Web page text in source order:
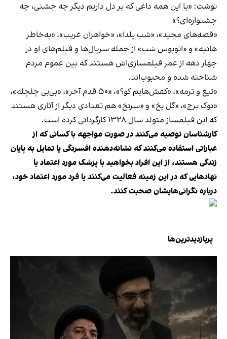
نوشت: «با اين همه داغى كه بر دل داريم ديگر چه جشنى، چه
جشنواره‌اى؟»
«قصه‌های مجید»، «شب یلدا»، «خواهران غریب»، «به‌خاطر
هانیه» و «اتوبوس شب» از جمله سریال‌ها و فیلم‌های او در
چهار دهه از عمر فیلمسازی‌اش هستند که بین عموم مردم
شناخته شده و محبوب‌اند.
«تیغ و ترمه»، «کفش‌هایم کو؟»، «۵۰ قدم آخر»، «بی‌بی چلچله»،
«نوک برج»، «گل یخ» و «سرنخ» هم تعدادی دیگر از آثاری هستند
که این فیلمساز متولد سال ۱۳۲۸ کارگردانی کرده است.
کارشناسان توصیه می‌کنند در صورت مواجهه با کسانی که از
عباراتی استفاده می‌کنند که نشانه‌دهنده افسردگی یا تمایل به پایان
زندگی هستند، از این افراد بخواهید با پزشک مورد اعتماد یا
نهادهایی که در این زمینه فعالیت می‌کنند یا فرد مورد اعتماد خود،
درباره نگرانی‌هایشان صحبت کنند.
پربازدیدترین‌ها